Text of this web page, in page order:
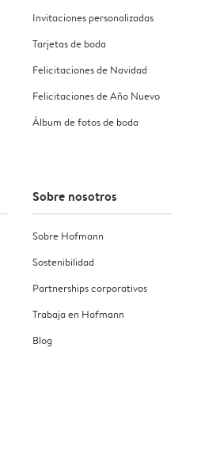
Invitaciones personalizadas
Tarjetas de boda
Felicitaciones de Navidad
Felicitaciones de Año Nuevo
Álbum de fotos de boda
Sobre nosotros
Sobre Hofmann
Sostenibilidad
Partnerships corporativos
Trabaja en Hofmann
Blog